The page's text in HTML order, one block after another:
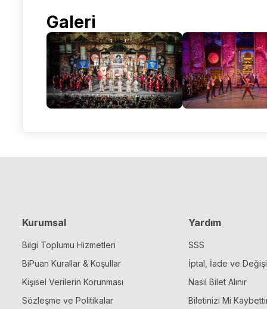
Galeri
Kurumsal
Bilgi Toplumu Hizmetleri
BiPuan Kurallar & Koşullar
Kişisel Verilerin Korunması
Sözleşme ve Politikalar
Yardım
SSS
İptal, İade ve
Nasıl Bilet Alınır
Biletinizi Mi